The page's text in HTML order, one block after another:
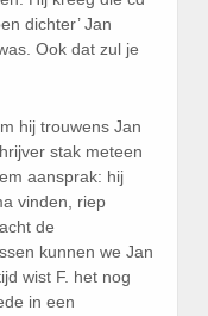
dichter’ Jan
Ook dat zul je
hij trouwens Jan
stak meteen
aansprak: hij
vinden, riep
de
kunnen we Jan
wist F. het nog
in een